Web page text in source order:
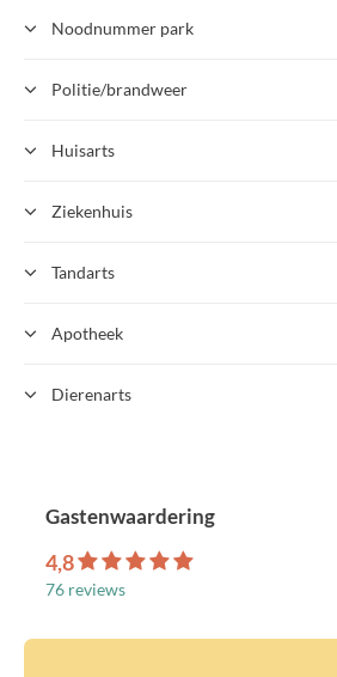
Noodnummer park
Politie/brandweer
Huisarts
Ziekenhuis
Tandarts
Apotheek
Dierenarts
Gastenwaardering
4,8
76 reviews